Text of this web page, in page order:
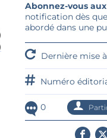
Abonnez-vous
notification dès
abordé dans une
Dernière mise
Numéro
0